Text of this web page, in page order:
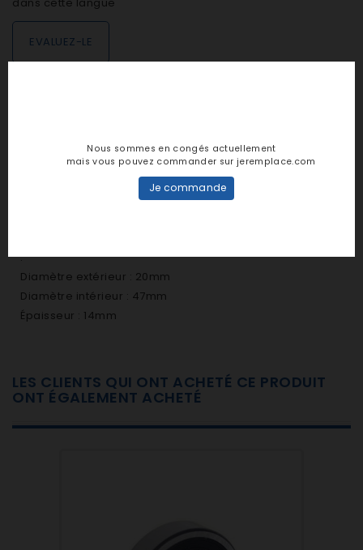
EVALUEZ-LE
DÉTAILS PRODUIT
:
Diamètre extérieur : 20mm
Diamètre intérieur : 47mm
Épaisseur : 14mm
LES CLIENTS QUI ONT ACHETÉ CE PRODUIT
ONT ÉGALEMENT ACHETÉ
Nous sommes en congés actuellement
mais vous pouvez commander sur jeremplace.com
Je commande